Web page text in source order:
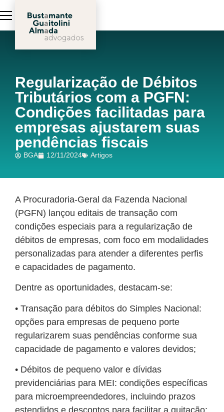
Regularização de Débitos
Tributários com a PGFN:
Condições facilitadas para
empresas ajustarem suas
pendências fiscais
BGA 12/11/2024 Artigos
A Procuradoria-Geral da Fazenda Nacional
(PGFN) lançou editais de transação com
condições especiais para a regularização de
débitos de empresas, com foco em modalidades
personalizadas para atender a diferentes perfis
e capacidades de pagamento.
Dentre as oportunidades, destacam-se:
• Transação para débitos do Simples Nacional:
opções para empresas de pequeno porte
regularizarem suas pendências conforme sua
capacidade de pagamento e valores devidos;
• Débitos de pequeno valor e dívidas
previdenciárias para MEI: condições específicas
para microempreendedores, incluindo prazos